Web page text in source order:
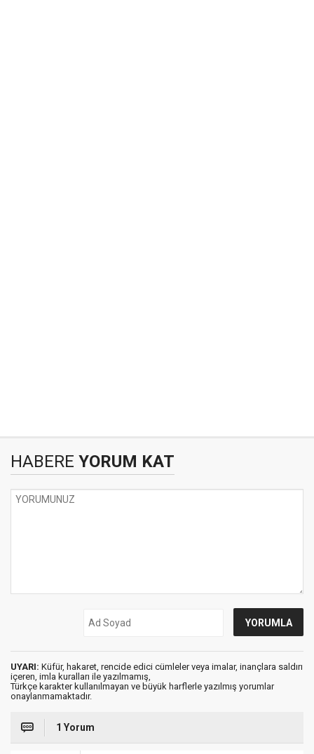
HABERE YORUM KAT
UYARI: Küfür, hakaret, rencide edici cümleler veya imalar, inançlara saldırı
içeren, imla kuralları ile yazılmamış,
Türkçe karakter kullanılmayan ve büyük harflerle yazılmış yorumlar
onaylanmamaktadır.
1 Yorum